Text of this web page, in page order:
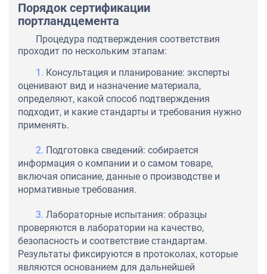
Порядок сертификации
портландцемента
Процедура подтверждения соответствия
проходит по нескольким этапам:
Консультация и планирование: эксперты
оценивают вид и назначение материала,
определяют, какой способ подтверждения
подходит, и какие стандарты и требования нужно
применять.
Подготовка сведений: собирается
информация о компании и о самом товаре,
включая описание, данные о производстве и
нормативные требования.
Лабораторные испытания: образцы
проверяются в лаборатории на качество,
безопасность и соответствие стандартам.
Результаты фиксируются в протоколах, которые
являются основанием для дальнейшей